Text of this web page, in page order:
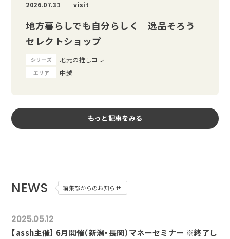
2026.07.31 visit
地方暮らしでも自分らしく 逸品そろう
セレクトショップ
シリーズ 地元の推しコレ
エリア 中越
もっと記事をみる
NEWS 編集部からのお知らせ
2025.05.12
【assh主催】 6月開催（新潟・長岡）マネーセミナー ※終了し